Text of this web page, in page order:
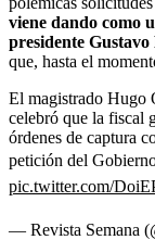
viene dando como
presidente Gustavo
que, hasta el
El magistrado Hugo
celebró que la fiscal
órdenes de captura
petición del
pic.twitter.com/
— Revista Semana